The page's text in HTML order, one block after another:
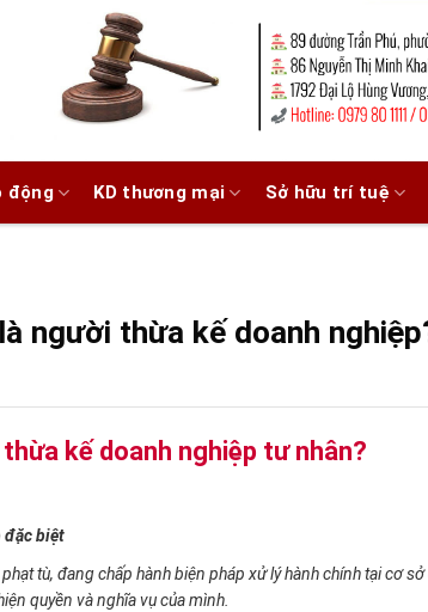
động KD thương mại Sở hữu trí tuệ
người thừa kế doanh
kế doanh nghiệp tư nhân?
đặc biệt
tù, đang chấp hành biện pháp xử lý hành chính tại cơ sở
quyền và nghĩa vụ của mình.